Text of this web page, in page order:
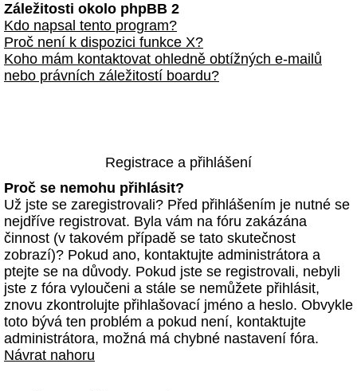
Záležitosti okolo phpBB 2
Kdo napsal tento program?
Proč není k dispozici funkce X?
Koho mám kontaktovat ohledně obtížných e-mailů
nebo právních záležitostí boardu?
Registrace a přihlášení
Proč se nemohu přihlásit?
Už jste se zaregistrovali? Před přihlášením je nutné se
nejdříve registrovat. Byla vám na fóru zakázána
činnost (v takovém případě se tato skutečnost
zobrazí)? Pokud ano, kontaktujte administrátora a
ptejte se na důvody. Pokud jste se registrovali, nebyli
jste z fóra vyloučeni a stále se nemůžete přihlásit,
znovu zkontrolujte přihlašovací jméno a heslo. Obvykle
toto bývá ten problém a pokud není, kontaktujte
administrátora, možná má chybné nastavení fóra.
Návrat nahoru